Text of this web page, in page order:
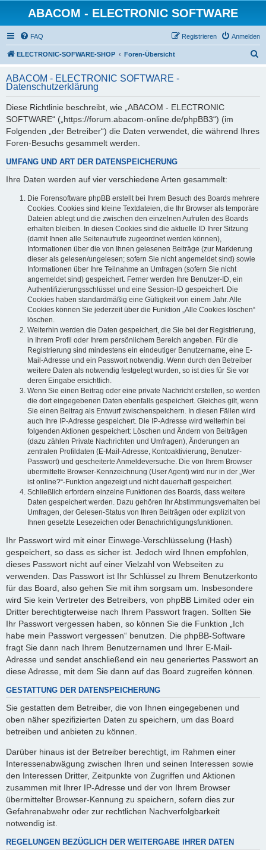
ABACOM - ELECTRONIC SOFTWARE
FAQ Anmelden
Registrieren
ELECTRONIC-SOFWARE-SHOP Foren-Übersicht
h
ABACOM - ELECTRONIC SOFTWARE -
Datenschutzerklärung
Diese Richtlinie beschreibt, wie „ABACOM - ELECTRONIC
SOFTWARE“ („https://forum.abacom-online.de/phpBB3“) (im
Folgenden „der Betreiber“) die Daten verwendet, die während Ihres
Foren-Besuchs gesammelt werden.
UMFANG UND ART DER DATENSPEICHERUNG
Ihre Daten werden auf vier verschiedene Arten gesammelt:
Die Forensoftware phpBB erstellt bei Ihrem Besuch des Boards mehrere
Cookies. Cookies sind kleine Textdateien, die Ihr Browser als temporäre
Dateien ablegt und die zwischen den einzelnen Aufrufen des Boards
erhalten bleiben. In diesen Cookies sind die aktuelle ID Ihrer Sitzung
(damit Ihnen alle Seitenaufrufe zugeordnet werden können),
Informationen über die von Ihnen gelesenen Beiträge (zur Markierung
dieser als gelesen/ungelesen; sofern Sie nicht angemeldet sind) sowie
Informationen über Ihre Teilnahme an Umfragen (sofern Sie nicht
angemeldet sind) gespeichert. Ferner werden Ihre Benutzer-ID, ein
Authentifizierungsschlüssel und eine Session-ID gespeichert. Die
Cookies haben standardmäßig eine Gültigkeit von einem Jahr. Alle
Cookies können Sie jederzeit über die Funktion „Alle Cookies löschen“
löschen.
Weiterhin werden die Daten gespeichert, die Sie bei der Registrierung,
in Ihrem Profil oder Ihrem persönlichem Bereich angeben. Für die
Registrierung sind mindestens ein eindeutiger Benutzername, eine E-
Mail-Adresse und ein Passwort notwendig. Wenn durch den Betreiber
weitere Daten als notwendig festgelegt wurden, so ist dies für Sie vor
deren Eingabe ersichtlich.
Wenn Sie einen Beitrag oder eine private Nachricht erstellen, so werden
die dort eingegebenen Daten ebenfalls gespeichert. Gleiches gilt, wenn
Sie einen Beitrag als Entwurf zwischenspeichern. In diesen Fällen wird
auch Ihre IP-Adresse gespeichert. Die IP-Adresse wird weiterhin bei
folgenden Aktionen gespeichert: Löschen und Ändern von Beiträgen
(dazu zählen Private Nachrichten und Umfragen), Änderungen an
zentralen Profildaten (E-Mail-Adresse, Kontoaktivierung, Benutzer-
Passwort) und gescheiterte Anmeldeversuche. Die von Ihrem Browser
übermittelte Browser-Kennzeichnung (User Agent) wird nur in der „Wer
ist online?“-Funktion angezeigt und nicht dauerhaft gespeichert.
Schließlich erfordern einzelne Funktionen des Boards, dass weitere
Daten gespeichert werden. Dazu gehören Ihr Abstimmungsverhalten bei
Umfragen, der Gelesen-Status von Ihren Beiträgen oder explizit von
Ihnen gesetzte Lesezeichen oder Benachrichtigungsfunktionen.
Ihr Passwort wird mit einer Einwege-Verschlüsselung (Hash)
gespeichert, so dass es sicher ist. Jedoch wird Ihnen empfohlen,
dieses Passwort nicht auf einer Vielzahl von Webseiten zu
verwenden. Das Passwort ist Ihr Schlüssel zu Ihrem Benutzerkonto
für das Board, also gehen Sie mit ihm sorgsam um. Insbesondere
wird Sie kein Vertreter des Betreibers, von phpBB Limited oder ein
Dritter berechtigterweise nach Ihrem Passwort fragen. Sollten Sie
Ihr Passwort vergessen haben, so können Sie die Funktion „Ich
habe mein Passwort vergessen“ benutzen. Die phpBB-Software
fragt Sie dann nach Ihrem Benutzernamen und Ihrer E-Mail-
Adresse und sendet anschließend ein neu generiertes Passwort an
diese Adresse, mit dem Sie dann auf das Board zugreifen können.
GESTATTUNG DER DATENSPEICHERUNG
Sie gestatten dem Betreiber, die von Ihnen eingegebenen und
oben näher spezifizierten Daten zu speichern, um das Board
betreiben und anbieten zu können.
Darüber hinaus ist der Betreiber berechtigt, im Rahmen einer
Interessenabwägung zwischen Ihren und seinen Interessen sowie
den Interessen Dritter, Zeitpunkte von Zugriffen und Aktionen
zusammen mit Ihrer IP-Adresse und der von Ihrem Browser
übermittelter Browser-Kennung zu speichern, sofern dies zur
Gefahrenabwehr oder zur rechtlichen Nachverfolgbarkeit
notwendig ist.
REGELUNGEN BEZÜGLICH DER WEITERGABE IHRER DATEN